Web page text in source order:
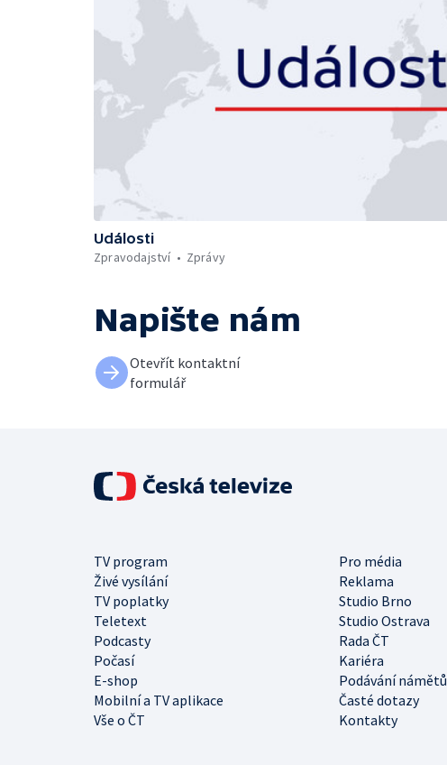
Události
Zpravodajství
Zprávy
Napište nám
Otevřít kontaktní
formulář
TV program
Pro média
Živé vysílání
Reklama
TV poplatky
Studio Brno
Teletext
Studio Ostrava
Podcasty
Rada ČT
Počasí
Kariéra
E-shop
Podávání námětů
Mobilní a TV aplikace
Časté dotazy
Vše o ČT
Kontakty